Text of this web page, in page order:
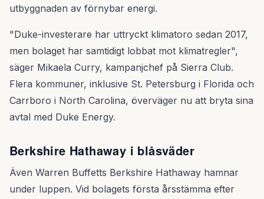
utbyggnaden av förnybar energi.
"Duke-investerare har uttryckt klimatoro sedan 2017,
men bolaget har samtidigt lobbat mot klimatregler",
säger Mikaela Curry, kampanjchef på Sierra Club.
Flera kommuner, inklusive St. Petersburg i Florida och
Carrboro i North Carolina, överväger nu att bryta sina
avtal med Duke Energy.
Berkshire Hathaway i blåsväder
Även Warren Buffetts Berkshire Hathaway hamnar
under luppen. Vid bolagets första årsstämma efter